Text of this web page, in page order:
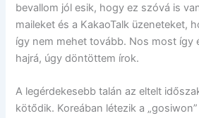
bevallom jól esik, hogy ez szóvá is
maileket és a KakaoTalk üzeneteket,
így nem mehet tovább. Nos most így
hajrá, úgy döntöttem írok.
A legérdekesebb talán az eltelt
kötődik. Koreában létezik a